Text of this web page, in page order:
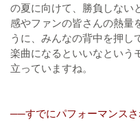
の夏に向けて、勝負しない
感やファンの皆さんの熱量
うに、みんなの背中を押し
楽曲になるといいなという
立っていますね。
──すでにパフォーマンス